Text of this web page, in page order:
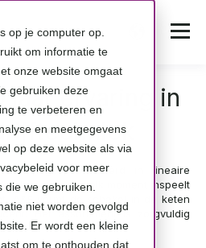
op je computer op.
om informatie te
onze website omgaat
gebruiken deze
te verbeteren en
en meetgegevens
op deze website als via
voor meer
we gebruiken.
niet worden gevolgd
Er wordt een kleine
om te onthouden dat
jaar ervaring in
gespecialiseerd in lineaire
markt, dat elk moment inspeelt
A&E vormt de schakel in de keten
Het assortiment is zorgvuldig